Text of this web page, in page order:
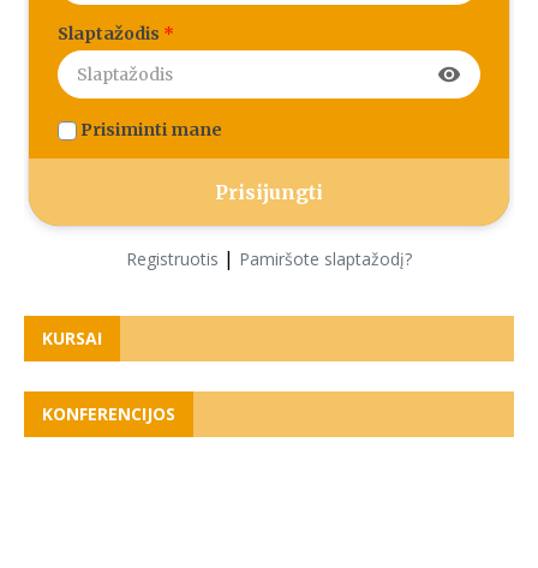
Slaptažodis *
visibility
Prisiminti mane
Registruotis | Pamiršote slaptažodį?
KURSAI
KONFERENCIJOS